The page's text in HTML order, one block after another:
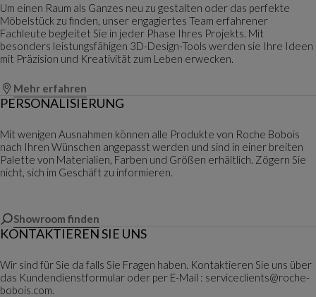
Um einen Raum als Ganzes neu zu gestalten oder das perfekte
Möbelstück zu finden, unser engagiertes Team erfahrener
Fachleute begleitet Sie in jeder Phase Ihres Projekts. Mit
besonders leistungsfähigen 3D-Design-Tools werden sie Ihre Ideen
mit Präzision und Kreativität zum Leben erwecken.
Mehr erfahren
PERSONALISIERUNG
Mit wenigen Ausnahmen können alle Produkte von Roche Bobois
nach Ihren Wünschen angepasst werden und sind in einer breiten
Palette von Materialien, Farben und Größen erhältlich. Zögern Sie
nicht, sich im Geschäft zu informieren.
Showroom finden
KONTAKTIEREN SIE UNS
Wir sind für Sie da falls Sie Fragen haben. Kontaktieren Sie uns über
das Kundendienstformular oder per E-Mail : serviceclients@roche-
bobois.com.